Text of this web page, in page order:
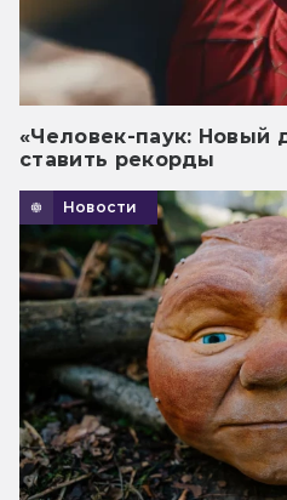
«Человек-паук: Новый
ставить рекорды
Новости